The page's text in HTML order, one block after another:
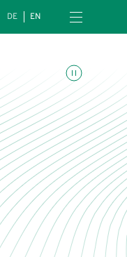
DE EN Menü öffnen
Animationen umschalten